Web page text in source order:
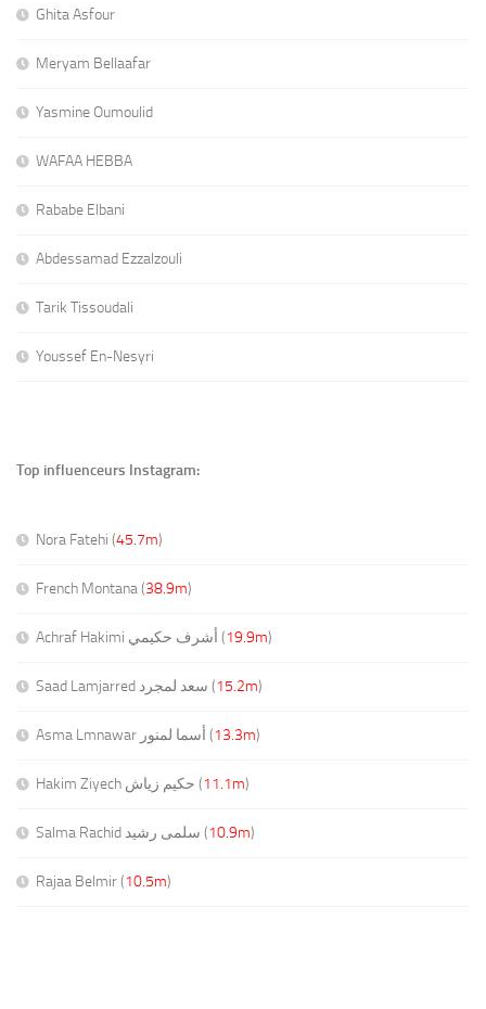
Ghita Asfour
Meryam Bellaafar
Yasmine Oumoulid
WAFAA HEBBA
Rababe Elbani
Abdessamad Ezzalzouli
Tarik Tissoudali
Youssef En-Nesyri
Top influenceurs Instagram:
Nora Fatehi (45.7m)
French Montana (38.9m)
Achraf Hakimi أشرف حكيمي ( 19.9m)
Saad Lamjarred سعد لمجرد ( 15.2m)
Asma Lmnawar أسما لمنور ( 13.3m)
Hakim Ziyech حكيم زياش ( 11.1m)
Salma Rachid سلمى رشيد ( 10.9m)
Rajaa Belmir (10.5m)